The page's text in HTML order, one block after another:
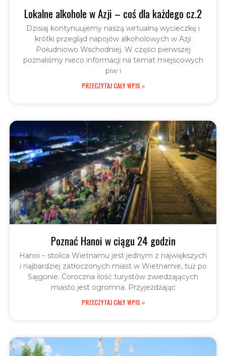
Lokalne alkohole w Azji – coś dla każdego cz.2
Dzisiaj kontynuujemy naszą wirtualną wycieczkę i
krótki przegląd napojów alkoholowych w Azji
Południowo Wschodniej. W części pierwszej
poznaliśmy nieco informacji na temat miejscowych
piw i
PRZECZYTAJ CAŁY WPIS »
Poznać Hanoi w ciągu 24 godzin
Hanoi – stolica Wietnamu jest jednym z największych
i najbardziej zatłoczonych miast w Wietnamie, tuż po
Sajgonie. Coroczna ilość turystów zwiedzających
miasto jest ogromna. Przyjeżdżając
PRZECZYTAJ CAŁY WPIS »